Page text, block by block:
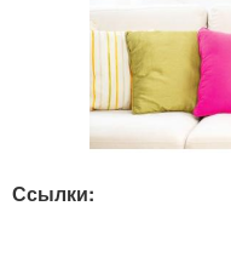
Ссылки: